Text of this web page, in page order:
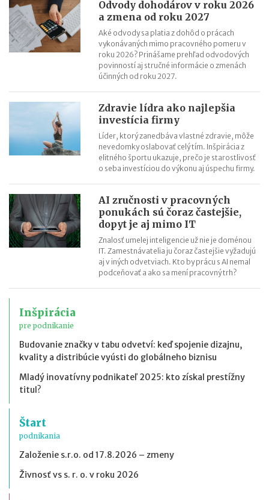
Odvody dohodárov v roku 2026
a zmena od roku 2027
Aké odvody sa platia z dohôd o prácach
vykonávaných mimo pracovného pomeru v
roku 2026? Prinášame prehľad odvodových
povinností aj stručné informácie o zmenách
účinných od roku 2027.
Zdravie lídra ako najlepšia
investícia firmy
Líder, ktorý zanedbáva vlastné zdravie, môže
nevedomky oslabovať celý tím. Inšpirácia z
elitného športu ukazuje, prečo je starostlivosť
o seba investíciou do výkonu aj úspechu firmy.
AI zručnosti v pracovných
ponukách sú čoraz častejšie,
dopyt je aj mimo IT
Znalosť umelej inteligencie už nie je doménou
IT. Zamestnávatelia ju čoraz častejšie vyžadujú
aj v iných odvetviach. Kto by prácu s AI nemal
podceňovať a ako sa mení pracovný trh?
Inšpirácia
pre podnikanie
Budovanie značky v tabu odvetví: keď spojenie dizajnu,
kvality a distribúcie vyústi do globálneho biznisu
Mladý inovatívny podnikateľ 2025: kto získal prestížny
titul?
Štart
podnikania
Založenie s.r.o. od 17.8.2026 – zmeny
Živnosť vs s. r. o. v roku 2026